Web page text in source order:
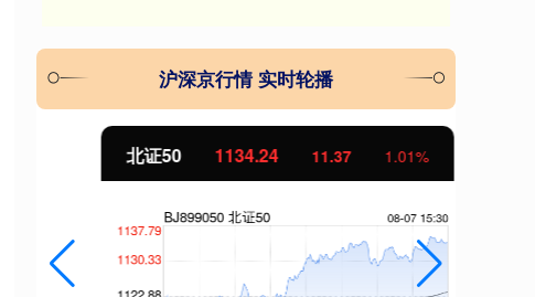
沪深京行情 实时轮播
北证50 1134.24 11.37 1.01%